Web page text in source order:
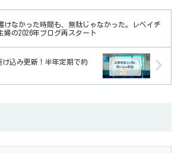
けなかった時間も、無駄じゃなかった。レベイチ
婦の2026年ブログ再スタート
け込み更新！半年定期で約